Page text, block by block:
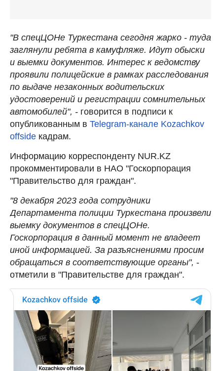
"В спецЦОНе Туркестана сегодня жарко - туда
заглянули ребята в камуфляже. Идут обыски
и выемки документов. Интерес к ведомству
проявили полицейские в рамках расследования
по выдаче незаконных водительских
удостоверений и регистрации сомнительных
автомобилей", - говорится в подписи к
опубликованным в Telegram-канале Kozachkov
offside кадрам.
Информацию корреспонденту NUR.KZ
прокомментировали в НАО "Госкорпорация
"Правительство для граждан".
"8 декабря 2023 года сотрудники
Департамента полиции Туркестана произвели
выемку документов в спецЦОНе.
Госкорпорация в данный момент не владеет
иной информацией. За разъяснениями просим
обращаться в соответствующие органы", -
отметили в "Правительстве для граждан".